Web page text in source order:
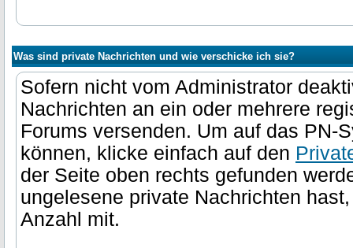
Was sind private Nachrichten und wie verschicke ich sie?
Sofern nicht vom Administrator
Nachrichten an ein oder mehrere
Forums versenden. Um auf das PN-
können, klicke einfach auf den
der Seite oben rechts gefunden
ungelesene private Nachrichten
Anzahl mit.